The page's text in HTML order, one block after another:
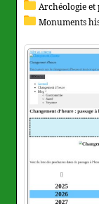
Archéologie
Monuments